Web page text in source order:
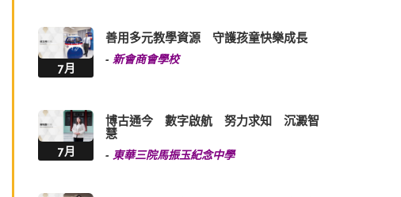
7月
善用多元教學資源 守護孩童快樂成長
-新會商會學校
7月
博古通今 數字啟航 努力求知 沉澱智
慧
-東華三院馬振玉紀念中學